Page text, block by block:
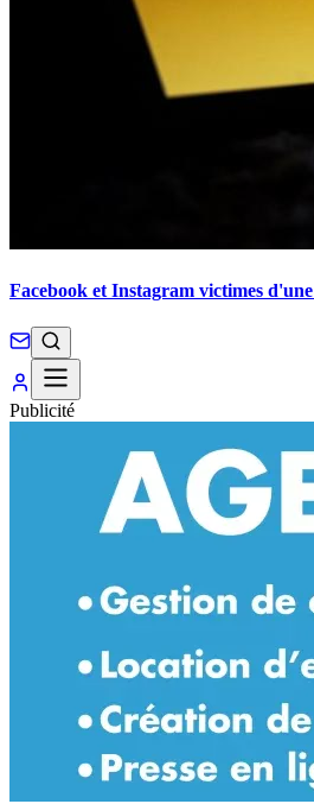
Facebook et Instagram victimes
Publicité